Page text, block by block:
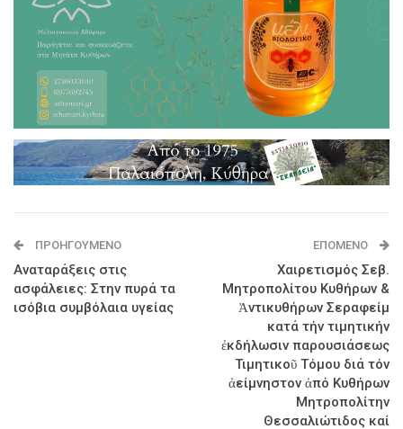
ΠΡΟΗΓΟΎΜΕΝΟ
Αναταράξεις στις
ασφάλειες: Στην πυρά τα
ισόβια συμβόλαια υγείας
ΕΠΌΜΕΝΟ
Χαιρετισμός Σεβ.
Μητροπολίτου Κυθήρων &
Ἀντικυθήρων Σεραφείμ
κατά τήν τιμητικήν
ἐκδήλωσιν παρουσιάσεως
Τιμητικοῦ Τόμου διά τόν
ἀείμνηστον ἀπό Κυθήρων
Μητροπολίτην
Θεσσαλιώτιδος καί